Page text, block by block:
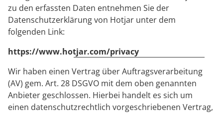
zu den erfassten Daten entnehmen Sie der
Datenschutzerklärung von Hotjar unter dem
folgenden Link:
https://www.hotjar.com/privacy
Wir haben einen Vertrag über Auftragsverarbeitung
(AV) gem. Art. 28 DSGVO mit dem oben genannten
Anbieter geschlossen. Hierbei handelt es sich um
einen datenschutzrechtlich vorgeschriebenen Vertrag,